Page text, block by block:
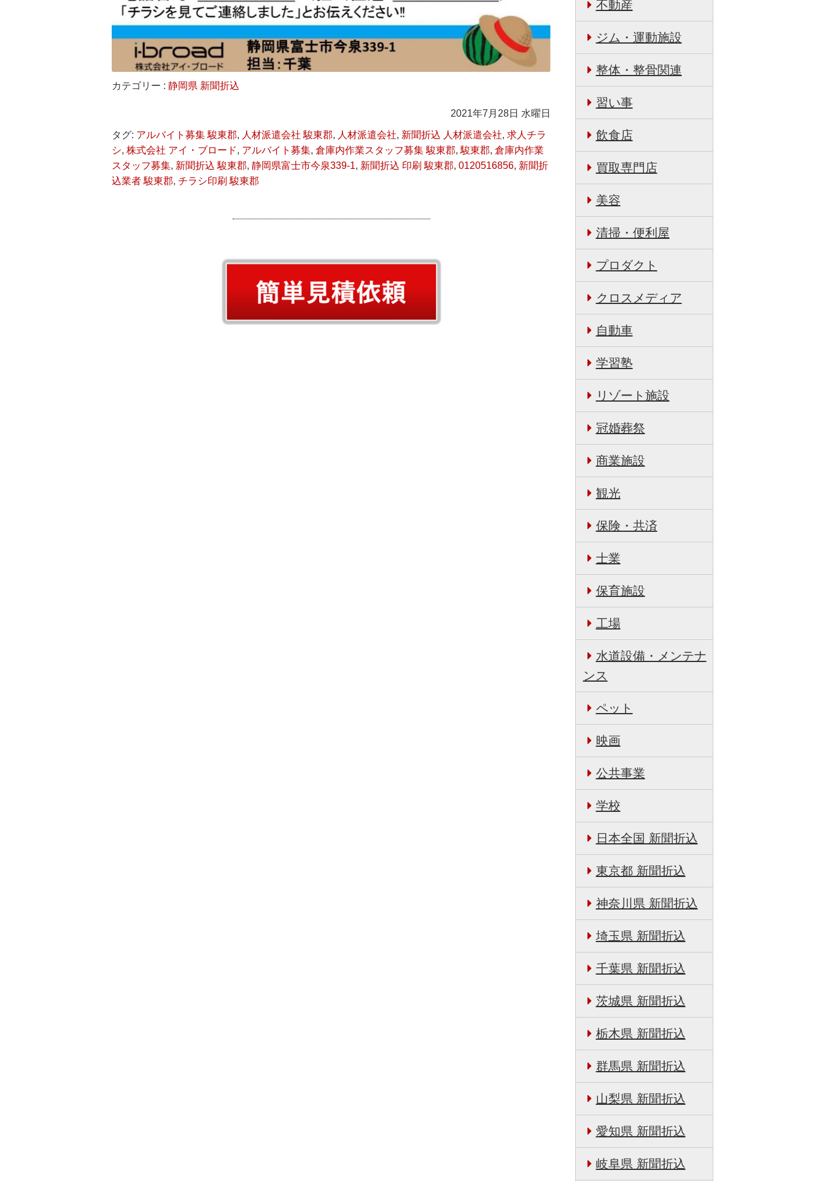
カテゴリー : 静岡県 新聞折込
2021年7月28日 水曜日
タグ: アルバイト募集 駿東郡, 人材派遣会社 駿東郡, 人材派遣会社, 新聞折込 人材派遣会社, 求人チラ
シ, 株式会社 アイ・ブロード, アルバイト募集, 倉庫内作業スタッフ募集 駿東郡, 駿東郡, 倉庫内作業
スタッフ募集, 新聞折込 駿東郡, 静岡県富士市今泉339-1, 新聞折込 印刷 駿東郡, 0120516856, 新聞折
込業者 駿東郡, チラシ印刷 駿東郡
不動産
ジム・運動施設
整体・整骨関連
習い事
飲食店
買取専門店
美容
清掃・便利屋
プロダクト
クロスメディア
自動車
学習塾
リゾート施設
冠婚葬祭
商業施設
観光
保険・共済
士業
保育施設
工場
水道設備・メンテナ
ンス
ペット
映画
公共事業
学校
日本全国 新聞折込
東京都 新聞折込
神奈川県 新聞折込
埼玉県 新聞折込
千葉県 新聞折込
茨城県 新聞折込
栃木県 新聞折込
群馬県 新聞折込
山梨県 新聞折込
愛知県 新聞折込
岐阜県 新聞折込